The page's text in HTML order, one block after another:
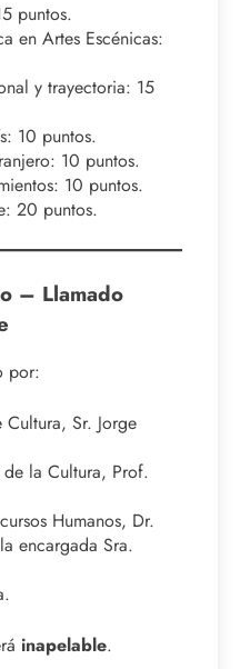
puntos.
en Artes Escénicas:
y trayectoria: 15
10 puntos.
10 puntos.
10 puntos.
20 puntos.
– Llamado
por:
Sr. Jorge
la Cultura, Prof.
Humanos, Dr.
encargada Sra.
inapelable.